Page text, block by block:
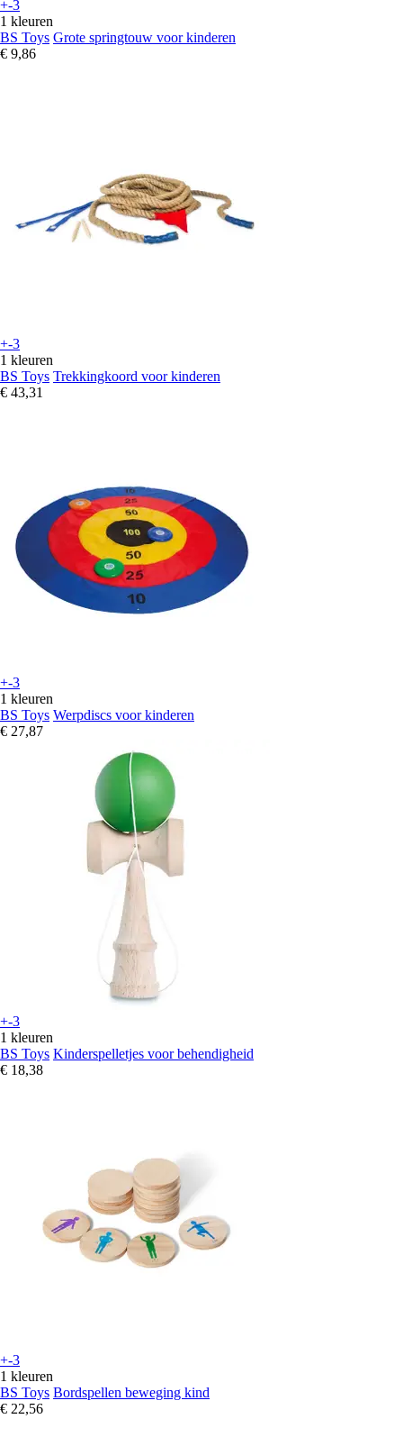
+-3
1 kleuren
BS Toys Grote springtouw voor kinderen
€ 9,86
+-3
1 kleuren
BS Toys Trekkingkoord voor kinderen
€ 43,31
+-3
1 kleuren
BS Toys Werpdiscs voor kinderen
€ 27,87
+-3
1 kleuren
BS Toys Kinderspelletjes voor behendigheid
€ 18,38
+-3
1 kleuren
BS Toys Bordspellen beweging kind
€ 22,56